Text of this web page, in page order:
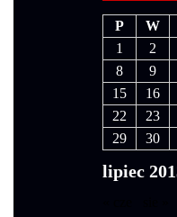
lipiec
P W
1
2
8
9
15
16
22
23
29
30